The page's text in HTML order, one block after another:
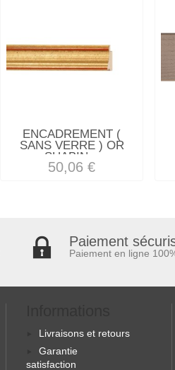
ENCADREMENT (
SANS VERRE ) OR
SHABIN...
50,06 €
Paiement
Paiement en ligne
Livraisons et retours
Garantie
satisfaction